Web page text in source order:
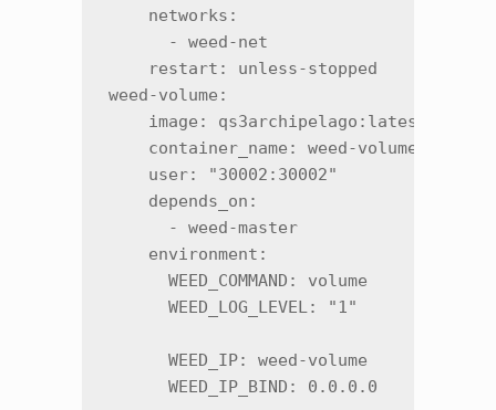
    networks:
      - weed-net
    restart: unless-stopped
weed-volume:
    image: qs3archipelago:latest
    container_name: weed-volume
    user: "30002:30002"
    depends_on:
      - weed-master
    environment:
      WEED_COMMAND: volume
      WEED_LOG_LEVEL: "1"
      WEED_IP: weed-volume
      WEED_IP_BIND: 0.0.0.0